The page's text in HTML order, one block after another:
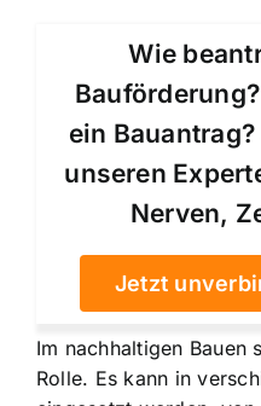
Wie
ein
unseren
Nerven,
Jetzt
Im nachhaltigen
Rolle. Es kann in